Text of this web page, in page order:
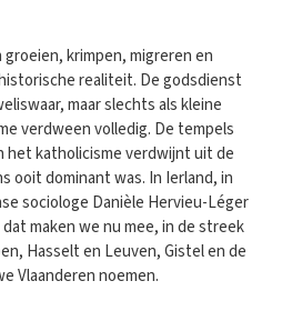
krimpen, migreren en
realiteit. De godsdienst
maar slechts als kleine
verdween volledig. De tempels
het katholicisme verdwijnt uit de
ooit dominant was. In Ierland, in
sociologe Danièle Hervieu-Léger
maken we nu mee, in de streek
Hasselt en Leuven, Gistel en de
Vlaanderen noemen.